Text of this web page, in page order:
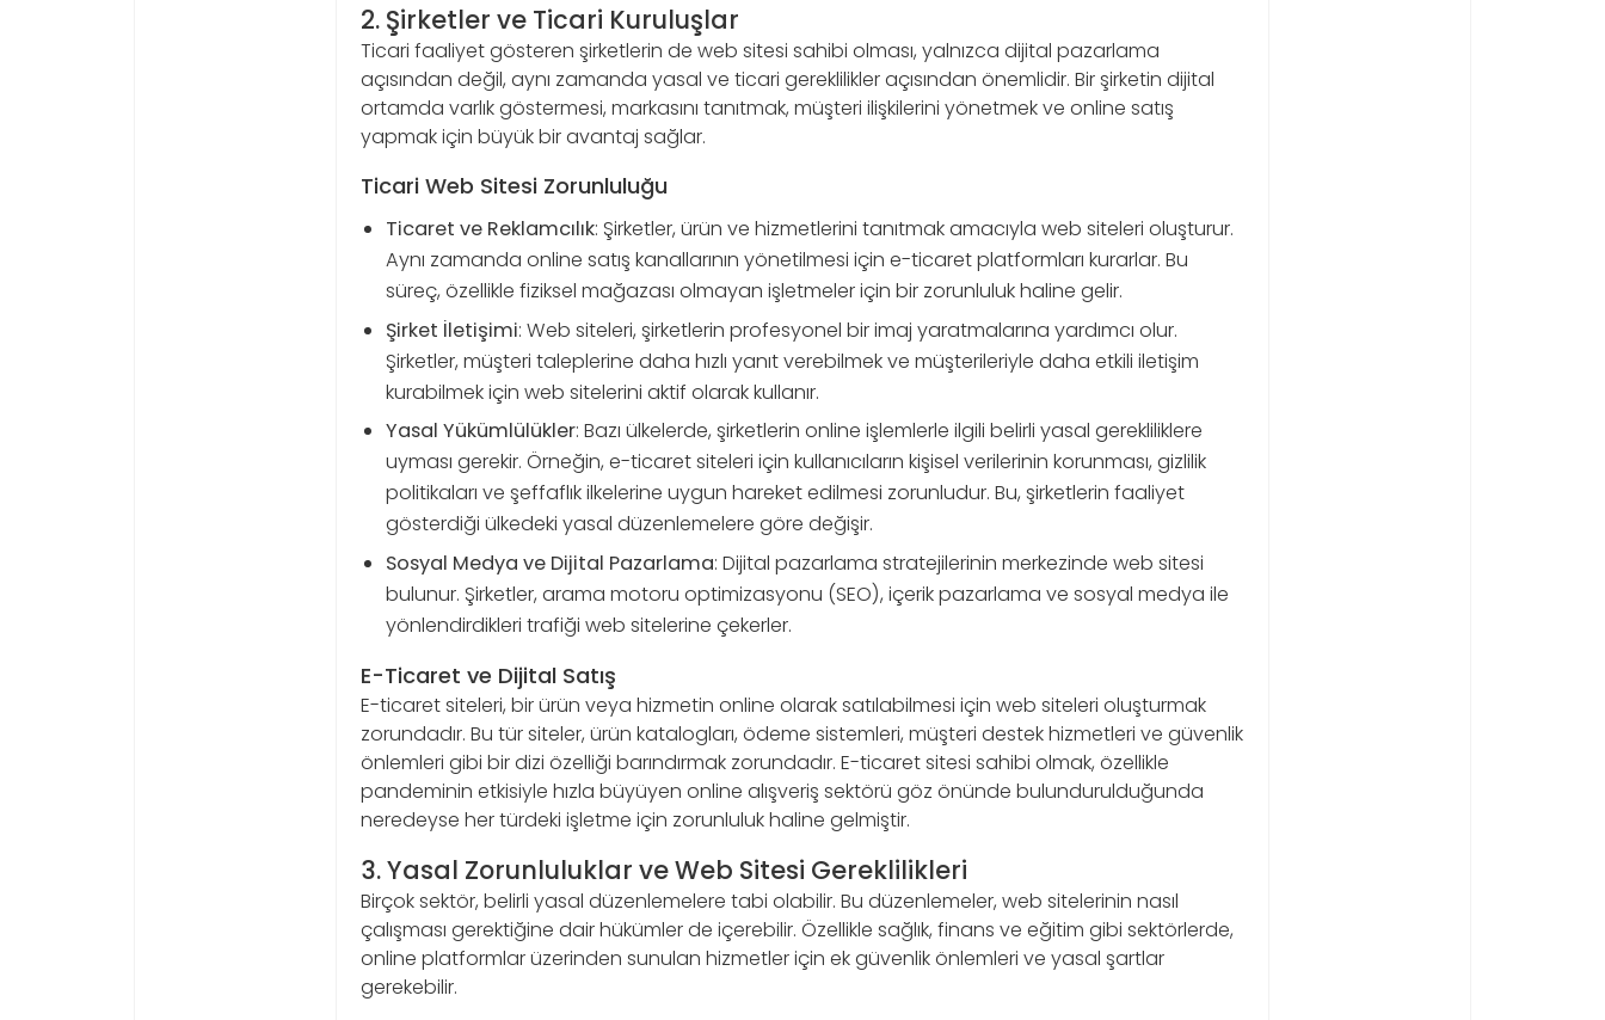
2. Şirketler ve Ticari Kuruluşlar
Ticari faaliyet gösteren şirketlerin de web sitesi sahibi olması, yalnızca dijital pazarlama
açısından değil, aynı zamanda yasal ve ticari gereklilikler açısından önemlidir. Bir şirketin dijital
ortamda varlık göstermesi, markasını tanıtmak, müşteri ilişkilerini yönetmek ve online satış
yapmak için büyük bir avantaj sağlar.
Ticari Web Sitesi Zorunluluğu
Ticaret ve Reklamcılık: Şirketler, ürün ve hizmetlerini tanıtmak amacıyla web siteleri oluşturur.
Aynı zamanda online satış kanallarının yönetilmesi için e-ticaret platformları kurarlar. Bu
süreç, özellikle fiziksel mağazası olmayan işletmeler için bir zorunluluk haline gelir.
Şirket İletişimi: Web siteleri, şirketlerin profesyonel bir imaj yaratmalarına yardımcı olur.
Şirketler, müşteri taleplerine daha hızlı yanıt verebilmek ve müşterileriyle daha etkili iletişim
kurabilmek için web sitelerini aktif olarak kullanır.
Yasal Yükümlülükler: Bazı ülkelerde, şirketlerin online işlemlerle ilgili belirli yasal gerekliliklere
uyması gerekir. Örneğin, e-ticaret siteleri için kullanıcıların kişisel verilerinin korunması, gizlilik
politikaları ve şeffaflık ilkelerine uygun hareket edilmesi zorunludur. Bu, şirketlerin faaliyet
gösterdiği ülkedeki yasal düzenlemelere göre değişir.
Sosyal Medya ve Dijital Pazarlama: Dijital pazarlama stratejilerinin merkezinde web sitesi
bulunur. Şirketler, arama motoru optimizasyonu (SEO), içerik pazarlama ve sosyal medya ile
yönlendirdikleri trafiği web sitelerine çekerler.
E-Ticaret ve Dijital Satış
E-ticaret siteleri, bir ürün veya hizmetin online olarak satılabilmesi için web siteleri oluşturmak
zorundadır. Bu tür siteler, ürün katalogları, ödeme sistemleri, müşteri destek hizmetleri ve güvenlik
önlemleri gibi bir dizi özelliği barındırmak zorundadır. E-ticaret sitesi sahibi olmak, özellikle
pandeminin etkisiyle hızla büyüyen online alışveriş sektörü göz önünde bulundurulduğunda
neredeyse her türdeki işletme için zorunluluk haline gelmiştir.
3. Yasal Zorunluluklar ve Web Sitesi Gereklilikleri
Birçok sektör, belirli yasal düzenlemelere tabi olabilir. Bu düzenlemeler, web sitelerinin nasıl
çalışması gerektiğine dair hükümler de içerebilir. Özellikle sağlık, finans ve eğitim gibi sektörlerde,
online platformlar üzerinden sunulan hizmetler için ek güvenlik önlemleri ve yasal şartlar
gerekebilir.